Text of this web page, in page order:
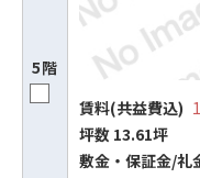
5階
賃料(共益費込)
坪数 13.61坪
敷⾦‧保証⾦/礼
ビル